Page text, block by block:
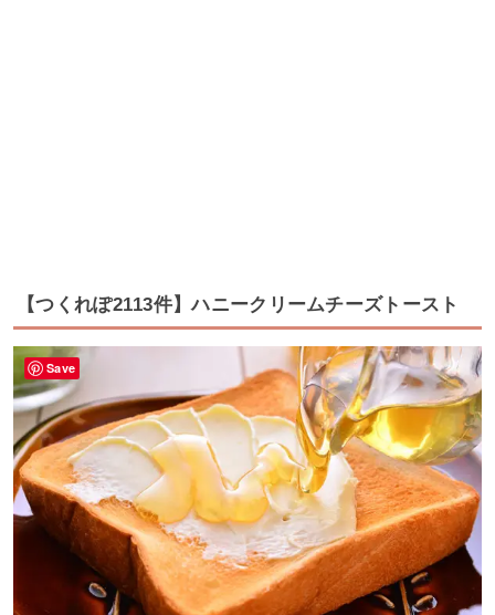
【つくれぽ2113件】ハニークリームチーズトースト
Save